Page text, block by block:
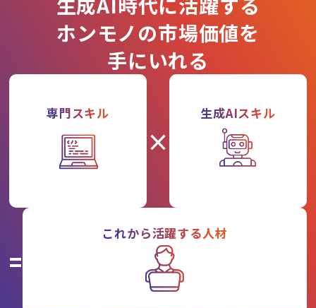
ホンモノの市場価値を
手にいれる
専門スキル
×
生成AIスキル
=
これから活躍する人材